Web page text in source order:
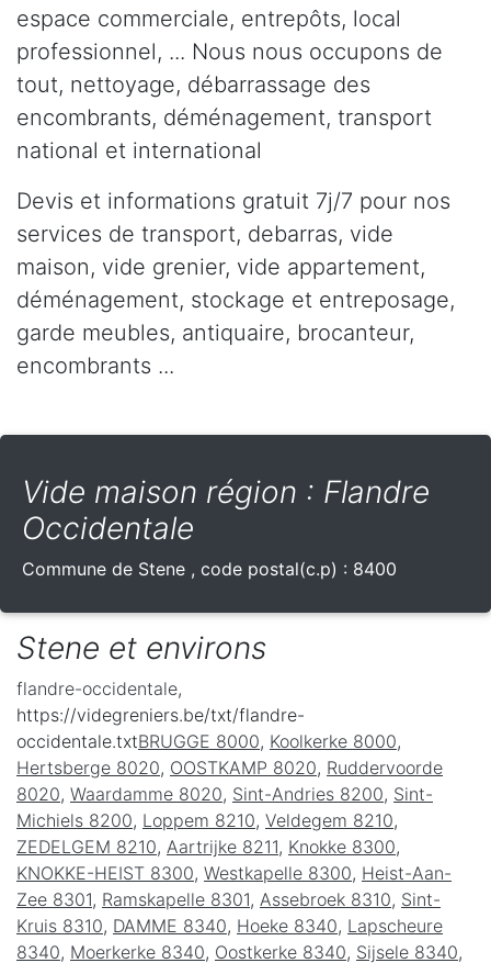
espace commerciale, entrepôts, local
professionnel, ... Nous nous occupons de
tout, nettoyage, débarrassage des
encombrants, déménagement, transport
national et international
Devis et informations gratuit 7j/7 pour nos
services de transport, debarras, vide
maison, vide grenier, vide appartement,
déménagement, stockage et entreposage,
garde meubles, antiquaire, brocanteur,
encombrants ...
Vide maison région : Flandre
Occidentale
Commune de Stene , code postal(c.p) : 8400
Stene et environs
flandre-occidentale,
https://videgreniers.be/txt/flandre-
occidentale.txtBRUGGE 8000, Koolkerke 8000,
Hertsberge 8020, OOSTKAMP 8020, Ruddervoorde
8020, Waardamme 8020, Sint-Andries 8200, Sint-
Michiels 8200, Loppem 8210, Veldegem 8210,
ZEDELGEM 8210, Aartrijke 8211, Knokke 8300,
KNOKKE-HEIST 8300, Westkapelle 8300, Heist-Aan-
Zee 8301, Ramskapelle 8301, Assebroek 8310, Sint-
Kruis 8310, DAMME 8340, Hoeke 8340, Lapscheure
8340, Moerkerke 8340, Oostkerke 8340, Sijsele 8340,